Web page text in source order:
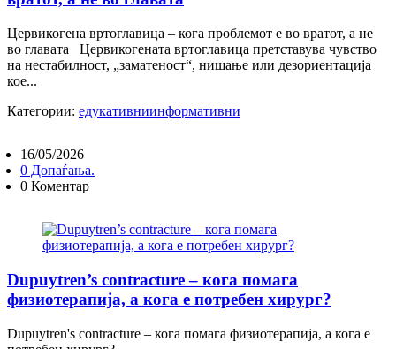
Цервикогена вртоглавица – кога проблемот е во вратот, а не
во главата Цервикогената вртоглавица претставува чувство
на нестабилност, „заматеност“, нишање или дезориентација
кое...
Категории: едукативниинформативни
16/05/2026
0 Допаѓања.
0 Коментар
Dupuytren’s contracture – кога помага
физиотерапија, а кога е потребен хирург?
Dupuytren's contracture – кога помага физиотерапија, а кога е